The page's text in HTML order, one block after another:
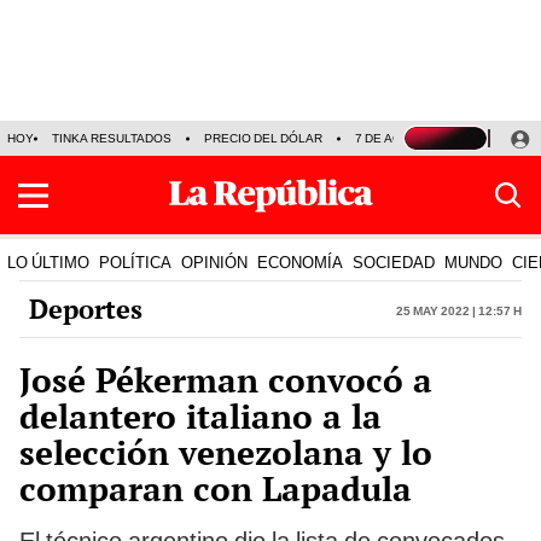
HOY TINKA RESULTADOS PRECIO DEL DÓLAR 7 DE AGOSTO OLLANTA
LO ÚLTIMO POLÍTICA OPINIÓN ECONOMÍA SOCIEDAD MUNDO
Deportes 25 May 2022 | 12:57 h
José Pékerman convocó a
delantero italiano a la
selección venezolana y lo
comparan con Lapadula